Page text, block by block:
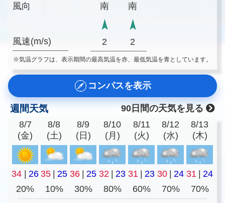
風向
風速(m/s)
南
南
2 2
※気温グラフは、表示期間の最高気温を赤、最低気温を青としています。
コンパスを表示
週間天気
90日間の天気を見る
8/7
(金)
8/8
(土)
8/9
(日)
8/10
(月)
8/11
(火)
8/12
(水)
8/13
(木)
34 | 26 35 | 25 36 | 25 32 | 23 31 | 23 30 | 24 31 | 24
20%
10% 30% 80% 60% 70% 70%